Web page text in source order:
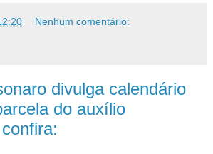
Nenhum comentário:
divulga calendário
do auxílio